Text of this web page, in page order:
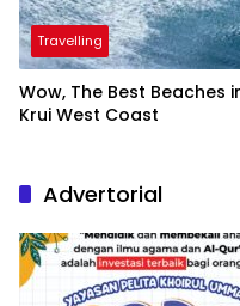
Travelling
Wow, The Best Beaches
Krui West Coast
Advertorial